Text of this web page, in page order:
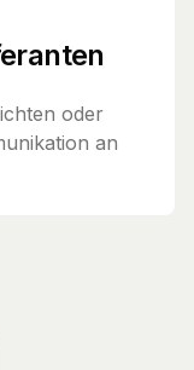
oder
an